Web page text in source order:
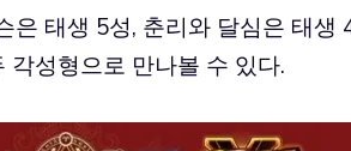
은 태생 5성, 춘리와 달심은 태
각성형으로 만나볼 수 있다.